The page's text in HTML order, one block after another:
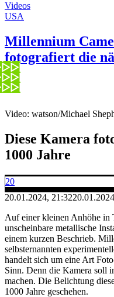
Videos
USA
Millennium
fotografiert die
Video: watson/Michael
Diese Kamera
1000 Jahre
20
20.01.2024, 21:32
Auf einer kleinen Anhöhe in
unscheinbare metallische
einem kurzen Beschrieb.
selbsternannten
handelt sich um eine Art
Sinn. Denn die Kamera soll
machen. Die Belichtung
1000 Jahre geschehen.